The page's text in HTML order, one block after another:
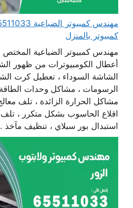
كمبيوتر بالمنزل
مهندس كمبيوتر الضباعية المختص
أعطال الكومبيوترات من ظهور
الشاشة السوداء ، تعطيل كرت
الرسومات ، مشاكل وحدات الطاقة
مشاكل الحرارة الزائدة ، تلف
اقلاع الحاسوب بشكل متكرر ، تلف
استبدال بور سبلاي ، تنظيف مآخذ